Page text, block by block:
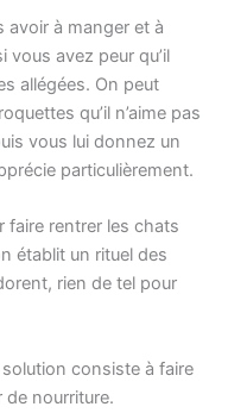
avoir à manger et à
avez peur qu’il
allégées. On peut
qu’il n’aime pas
vous lui donnez un
particulièrement.
faire rentrer les chats
établit un rituel des
rien de tel pour
solution consiste à faire
de nourriture.